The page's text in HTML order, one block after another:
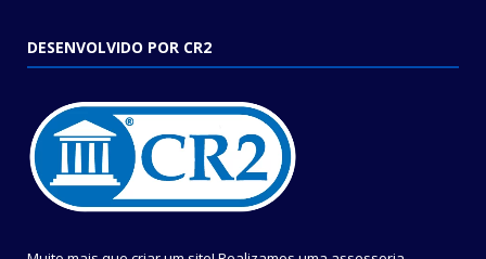
DESENVOLVIDO POR CR2